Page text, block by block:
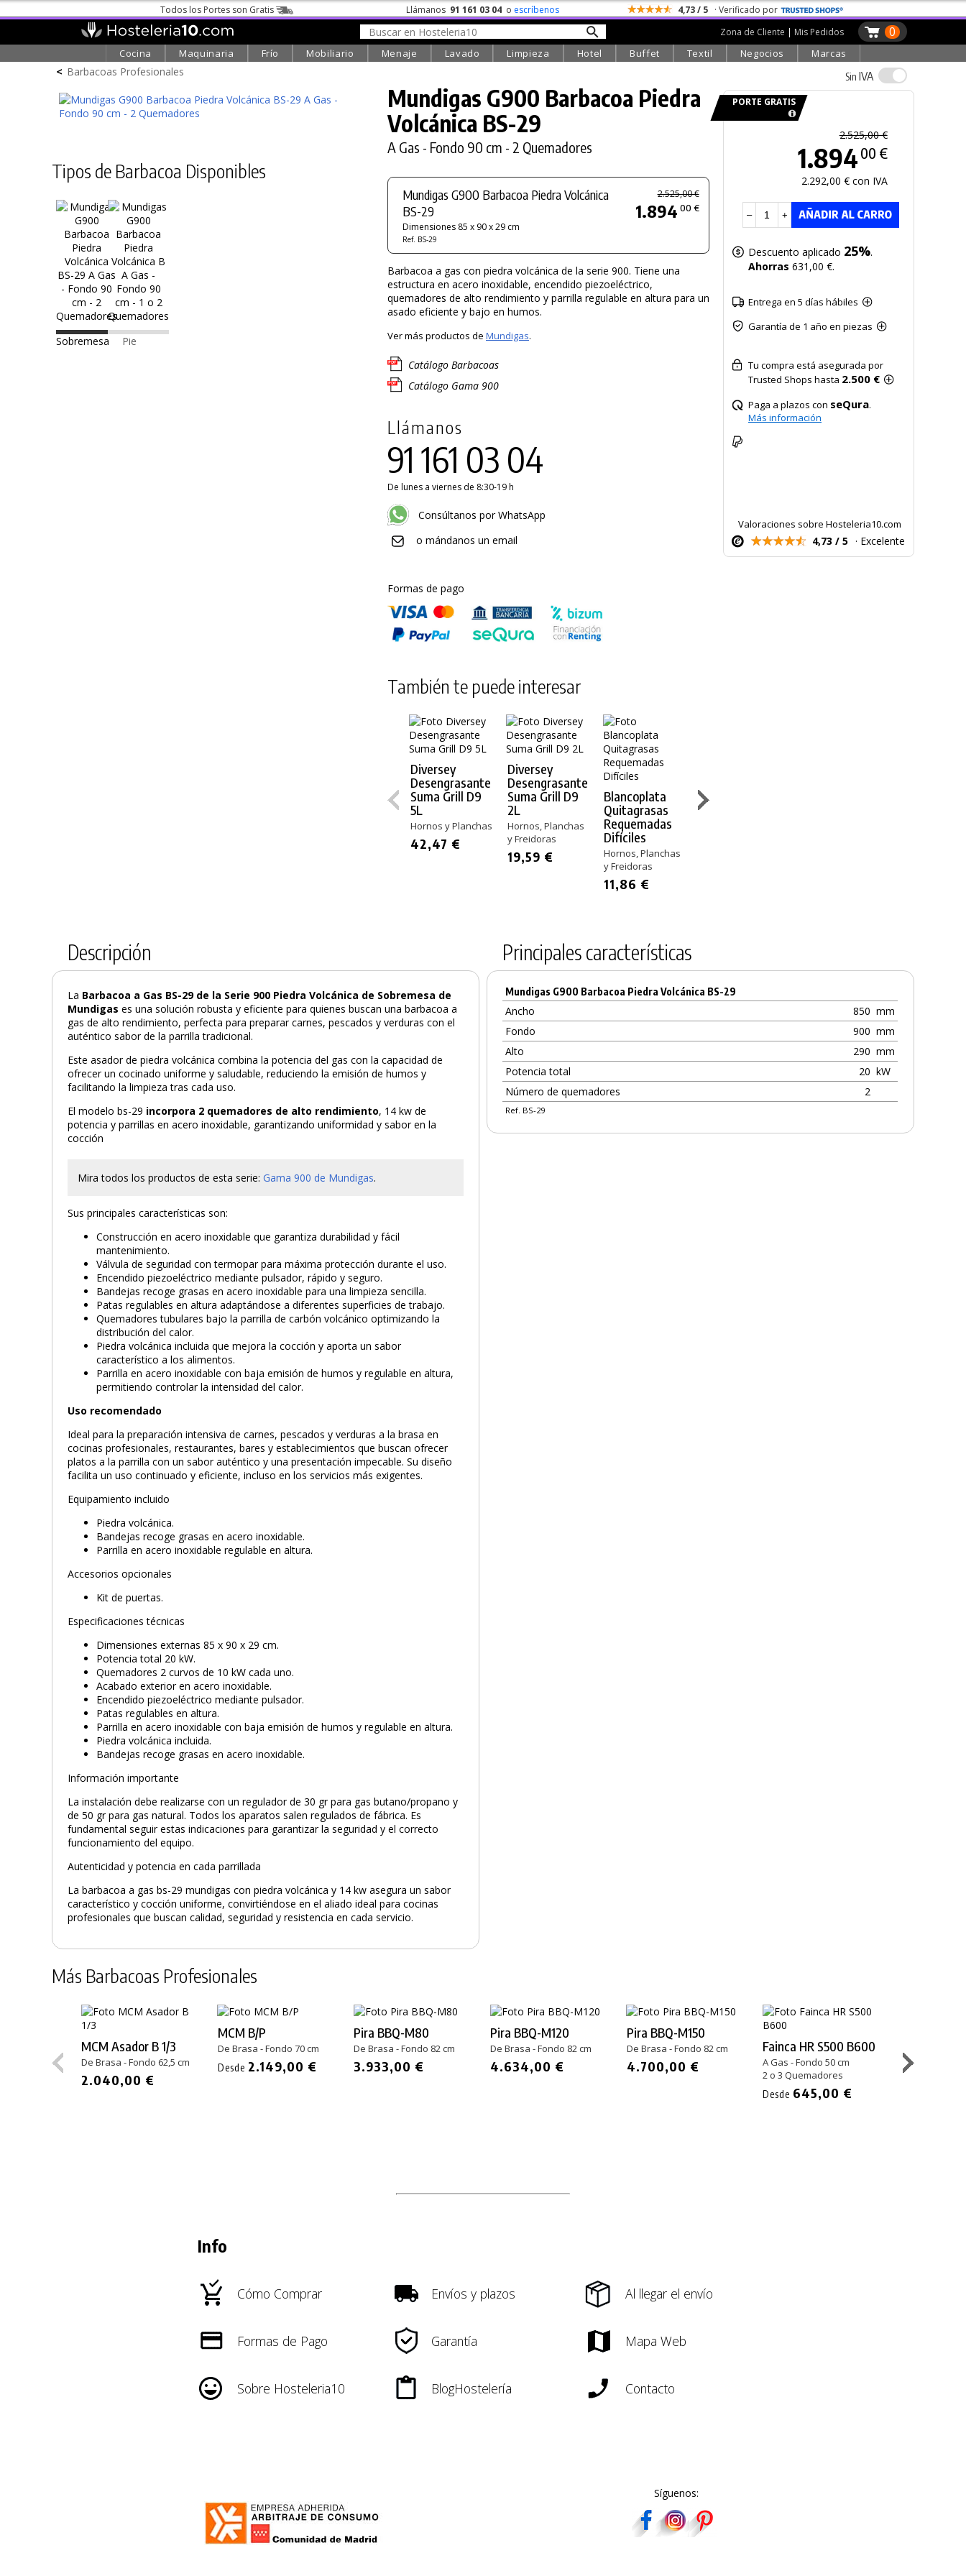
Todos los Portes son Gratis Llámanos 91 161 03 04 o escríbenos 4,73 / 5 · Verificado por
0
Zona de Cliente | Mis Pedidos
Cocina Maquinaria Frío Mobiliario Menaje Lavado Limpieza Hotel Buffet Textil Negocios Marcas
< Barbacoas Profesionales
Tipos de Barbacoa Disponibles
Sobremesa Pie
Mundigas G900 Barbacoa Piedra
Volcánica BS-29
A Gas - Fondo 90 cm - 2 Quemadores
Mundigas G900 Barbacoa Piedra Volcánica
BS-29
Dimensiones 85 x 90 x 29 cm
Ref. BS-29
2.525,00 €
1.894 00 €
Barbacoa a gas con piedra volcánica de la serie 900. Tiene una
estructura en acero inoxidable, encendido piezoeléctrico,
quemadores de alto rendimiento y parrilla regulable en altura para un
asado eficiente y bajo en humos.
Ver más productos de Mundigas.
Catálogo Barbacoas
Catálogo Gama 900
Llámanos
91 161 03 04
De lunes a viernes de 8:30-19 h
Consúltanos por WhatsApp
o mándanos un email
Formas de pago
También te puede interesar
Diversey
Desengrasante
Suma Grill D9
5L
Hornos y Planchas
42,47 €
Diversey
Desengrasante
Suma Grill D9
2L
Hornos, Planchas
y Freidoras
19,59 €
Blancoplata
Quitagrasas
Requemadas
Difíciles
Hornos, Planchas
y Freidoras
11,86 €
Hornos
y Planchas
Sin IVA
PORTE GRATIS
2.525,00 €
1.894 00 €
2.292,00 € con IVA
– +
Descuento aplicado 25%.
Ahorras 631,00 €.
Entrega en 5 días hábiles
Garantía de 1 año en piezas
Tu compra está asegurada por
Trusted Shops hasta 2.500 €
Paga a plazos con seQura.
Más información
Valoraciones sobre Hosteleria10.com
4,73 / 5 · Excelente
Descripción
La Barbacoa a Gas BS-29 de la Serie 900 Piedra Volcánica de Sobremesa de
Mundigas es una solución robusta y eficiente para quienes buscan una barbacoa a
gas de alto rendimiento, perfecta para preparar carnes, pescados y verduras con el
auténtico sabor de la parrilla tradicional.
Este asador de piedra volcánica combina la potencia del gas con la capacidad de
ofrecer un cocinado uniforme y saludable, reduciendo la emisión de humos y
facilitando la limpieza tras cada uso.
El modelo bs-29 incorpora 2 quemadores de alto rendimiento, 14 kw de
potencia y parrillas en acero inoxidable, garantizando uniformidad y sabor en la
cocción
Mira todos los productos de esta serie:Gama 900 de Mundigas.
Sus principales características son:
Construcción en acero inoxidable que garantiza durabilidad y fácil
mantenimiento.
Válvula de seguridad con termopar para máxima protección durante el uso.
Encendido piezoeléctrico mediante pulsador, rápido y seguro.
Bandejas recoge grasas en acero inoxidable para una limpieza sencilla.
Patas regulables en altura adaptándose a diferentes superficies de trabajo.
Quemadores tubulares bajo la parrilla de carbón volcánico optimizando la
distribución del calor.
Piedra volcánica incluida que mejora la cocción y aporta un sabor
característico a los alimentos.
Parrilla en acero inoxidable con baja emisión de humos y regulable en altura,
permitiendo controlar la intensidad del calor.
Uso recomendado
Ideal para la preparación intensiva de carnes, pescados y verduras a la brasa en
cocinas profesionales, restaurantes, bares y establecimientos que buscan ofrecer
platos a la parrilla con un sabor auténtico y una presentación impecable. Su diseño
facilita un uso continuado y eficiente, incluso en los servicios más exigentes.
Equipamiento incluido
Piedra volcánica.
Bandejas recoge grasas en acero inoxidable.
Parrilla en acero inoxidable regulable en altura.
Accesorios opcionales
Kit de puertas.
Especificaciones técnicas
Dimensiones externas 85 x 90 x 29 cm.
Potencia total 20 kW.
Quemadores 2 curvos de 10 kW cada uno.
Acabado exterior en acero inoxidable.
Encendido piezoeléctrico mediante pulsador.
Patas regulables en altura.
Parrilla en acero inoxidable con baja emisión de humos y regulable en altura.
Piedra volcánica incluida.
Bandejas recoge grasas en acero inoxidable.
Información importante
La instalación debe realizarse con un regulador de 30 gr para gas butano/propano y
de 50 gr para gas natural. Todos los aparatos salen regulados de fábrica. Es
fundamental seguir estas indicaciones para garantizar la seguridad y el correcto
funcionamiento del equipo.
Autenticidad y potencia en cada parrillada
La barbacoa a gas bs-29 mundigas con piedra volcánica y 14 kw asegura un sabor
característico y cocción uniforme, convirtiéndose en el aliado ideal para cocinas
profesionales que buscan calidad, seguridad y resistencia en cada servicio.
Principales características
Mundigas G900 Barbacoa Piedra Volcánica BS-29
Ancho 850 mm
Fondo
900 mm
Alto
290 mm
Potencia total
20 kW
Número de quemadores
2
Ref. BS-29
Más Barbacoas Profesionales
MCM Asador B 1/3
De Brasa - Fondo 62,5 cm
2.040,00 €
MCM B/P
De Brasa - Fondo 70 cm
Desde 2.149,00 €
Pira BBQ-M80
De Brasa - Fondo 82 cm
3.933,00 €
Pira BBQ-M120
De Brasa - Fondo 82 cm
4.634,00 €
Pira BBQ-M150
De Brasa - Fondo 82 cm
4.700,00 €
Fainca HR S500 B600
A Gas - Fondo 50 cm
2 o 3 Quemadores
Desde 645,00 €
Sobremesa
A Gas - Fondo
Info
Cómo Comprar Envíos y plazos Al llegar el envío
Formas de Pago Garantía Mapa Web
Sobre Hosteleria10 BlogHostelería Contacto
Síguenos: